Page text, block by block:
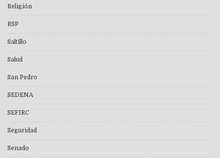
Religión
RSP
Saltillo
Salud
San Pedro
SEDENA
SEFIRC
Seguridad
Senado